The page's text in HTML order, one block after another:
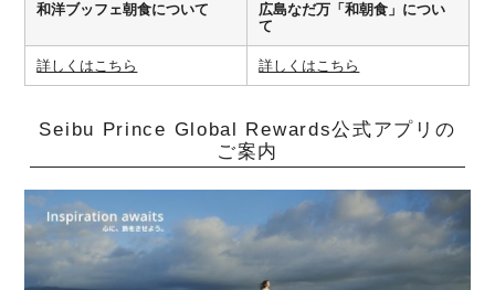
和洋ブッフェ朝食について
広島なだ万「和朝食」につい
て
詳しくはこちら 詳しくはこちら
Seibu Prince Global Rewards公式アプリの
ご案内